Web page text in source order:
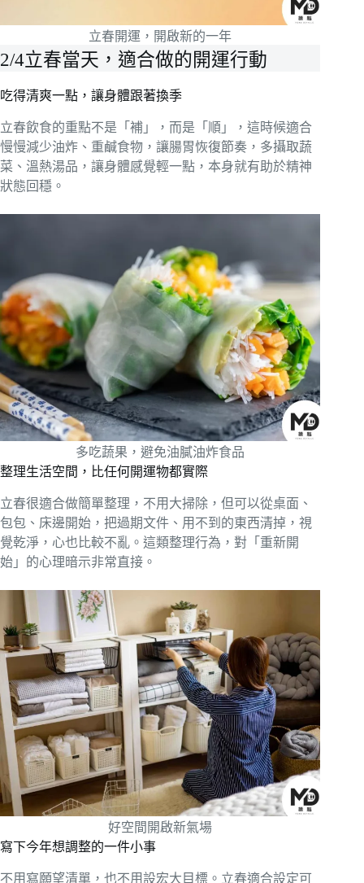
立春開運，開啟新的一年
2/4立春當天，適合做的開運行動
吃得清爽一點，讓身體跟著換季
立春飲食的重點不是「補」，而是「順」，這時候適合
慢慢減少油炸、重鹹食物，讓腸胃恢復節奏，多攝取蔬
菜、溫熱湯品，讓身體感覺輕一點，本身就有助於精神
狀態回穩。
多吃蔬果，避免油膩油炸食品
整理生活空間，比任何開運物都實際
立春很適合做簡單整理，不用大掃除，但可以從桌面、
包包、床邊開始，把過期文件、用不到的東西清掉，視
覺乾淨，心也比較不亂。這類整理行為，對「重新開
始」的心理暗示非常直接。
好空間開啟新氣場
寫下今年想調整的一件小事
不用寫願望清單，也不用設宏大目標。立春適合設定可